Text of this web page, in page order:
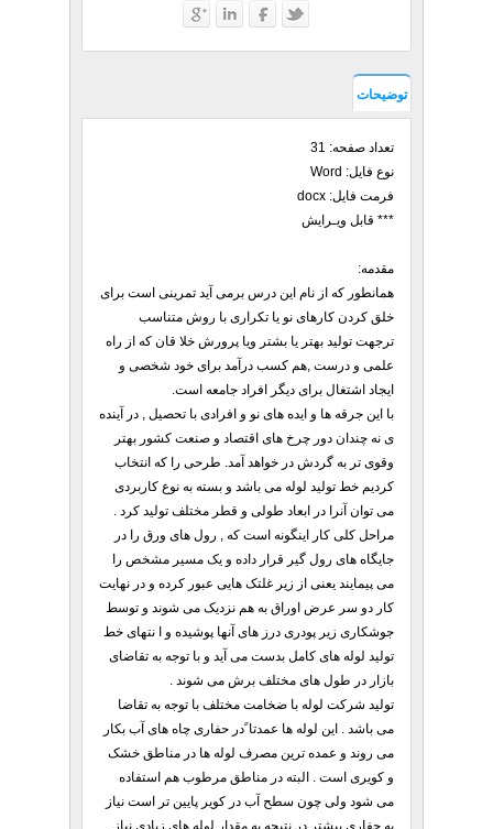
توضیحات
تعداد صفحه: 31
نوع فایل: Word
فرمت فایل: docx
*** قابل ویـرایش
مقدمه:
همانطور که از نام این درس برمی آید تمرینی است برای
خلق کردن کارهای نو یا تکراری با روش متناسب
ترجهت تولید بهتر یا بشتر ویا پرورش خلا قان که از راه
علمی و درست ,هم کسب درآمد برای خود شخصی و
ایجاد اشتغال برای دیگر افراد جامعه است.
با این جرقه ها و ایده های نو و افرادی با تحصیل , در آینده
ی نه چندان دور چرخ های اقتصاد و صنعت کشور بهتر
وقوی تر به گردش در خواهد آمد. طرحی را که انتخاب
کردیم خط تولید لوله می باشد و بسته به نوع کاربردی
می توان آنرا در ابعاد طولی و قطر مختلف تولید کرد .
مراحل کلی کار اینگونه است که , رول های ورق را در
جایگاه های رول گیر قرار داده و یک مسیر مشخص را
می پیمایند یعنی از زیر غلتک هایی عبور کرده و در نهایت
کار دو سر عرض اوراق به هم نزدیک می شوند و توسط
جوشکاری زیر پودری درز های آنها پوشیده و ا نتهای خط
تولید لوله های کامل بدست می آید و با توجه به تقاضای
بازار در طول های مختلف برش می شوند .
تولید شرکت لوله با ضخامت مختلف با توجه به تقاضا
می باشد . این لوله ها عمدتا ًدر حفاری چاه های آب بکار
می روند و عمده ترین مصرف لوله ها در مناطق خشک
و کویری است . البته در مناطق مرطوب هم استفاده
می شود ولی چون سطح آب در کویر پایین تر است نیاز
به حفاری بیشتر در نتیجه به مقدار لوله های زیادی نیاز